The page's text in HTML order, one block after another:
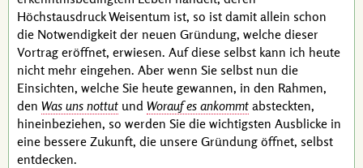
Höchstausdruck Weisentum ist, so ist damit allein schon
die Notwendigkeit der neuen Gründung, welche dieser
Vortrag eröffnet, erwiesen. Auf diese selbst kann ich heute
nicht mehr eingehen. Aber wenn Sie selbst nun die
Einsichten, welche Sie heute gewannen, in den Rahmen,
den Was uns nottut und Worauf es ankommt absteckten,
hineinbeziehen, so werden Sie die wichtigsten Ausblicke in
eine bessere Zukunft, die unsere Gründung öffnet, selbst
entdecken.